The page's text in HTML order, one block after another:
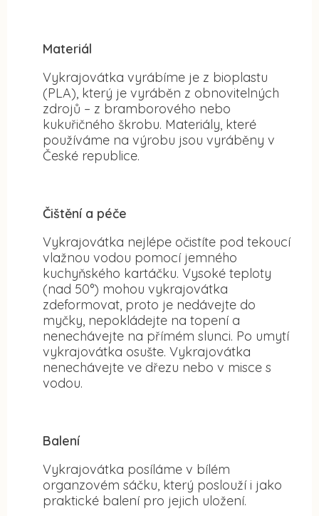
Materiál
Vykrajovátka vyrábíme je z bioplastu
(PLA), který je vyráběn z obnovitelných
zdrojů – z bramborového nebo
kukuřičného škrobu. Materiály, které
používáme na výrobu jsou vyráběny v
České republice.
Čištění a péče
Vykrajovátka nejlépe očistíte pod tekoucí
vlažnou vodou pomocí jemného
kuchyňského kartáčku. Vysoké teploty
(nad 50°) mohou vykrajovátka
zdeformovat, proto je nedávejte do
myčky, nepokládejte na topení a
nenechávejte na přímém slunci. Po umytí
vykrajovátka osušte. Vykrajovátka
nenechávejte ve dřezu nebo v misce s
vodou.
Balení
Vykrajovátka posíláme v bílém
organzovém sáčku, který poslouží i jako
praktické balení pro jejich uložení.